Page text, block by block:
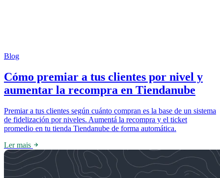
Blog
Cómo premiar a tus clientes por nivel y
aumentar la recompra en Tiendanube
Premiar a tus clientes según cuánto compran es la base de un sistema
de fidelización por niveles. Aumentá la recompra y el ticket
promedio en tu tienda Tiendanube de forma automática.
Ler mais